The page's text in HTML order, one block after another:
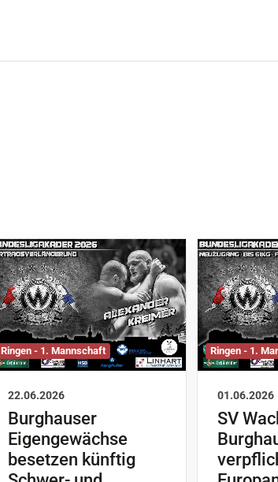
Ringen - 1. Mannschaft
22.06.2026
Burghauser
Eigengewächse
besetzen künftig
Ringen - 1.
01.06.2026
SV